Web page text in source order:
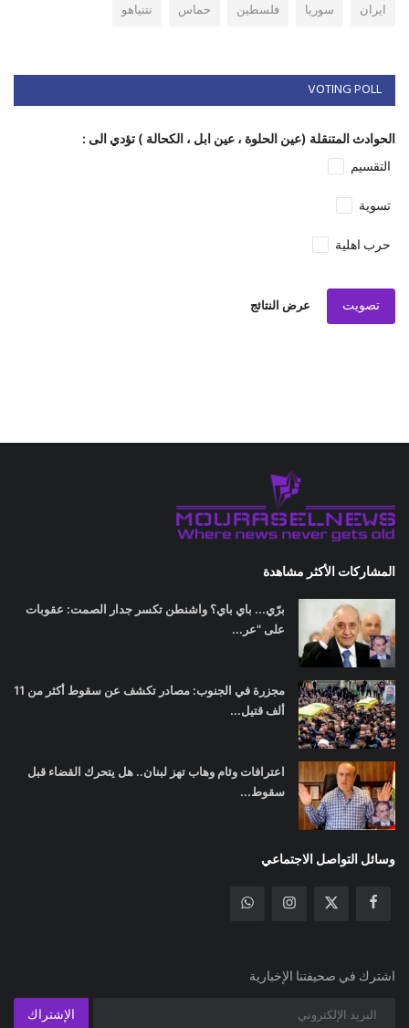
ايران
سوريا فلسطين حماس نتنياهو
VOTING POLL
الحوادث المتنقلة (عين الحلوة ، عين ابل ، الكحالة ) تؤدي الى :
التقسيم
تسوية
حرب اهلية
تصويت عرض النتائج
المشاركات الأكثر مشاهدة
برّي... باي باي؟ واشنطن تكسر جدار الصمت: عقوبات
على "عر...
مجزرة في الجنوب: مصادر تكشف عن سقوط أكثر من 11
ألف قتيل...
اعترافات وئام وهاب تهز لبنان.. هل يتحرك القضاء قبل
سقوط...
وسائل التواصل الاجتماعي
اشترك في صحيفتنا الإخبارية
الإشتراك